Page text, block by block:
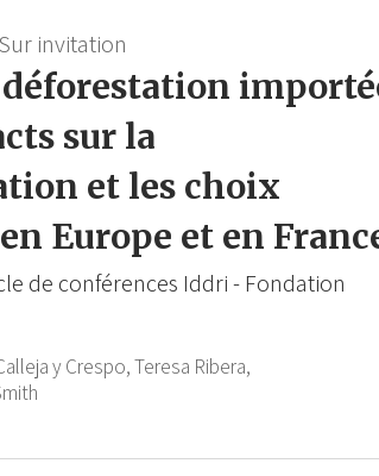
Sur invitation
sur la
et les choix
Europe et en
de conférences Iddri - Fondation
y Crespo,Teresa Ribera,